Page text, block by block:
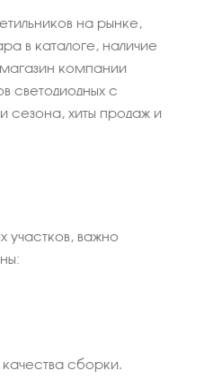
на рынке,
в каталоге, наличие
компании
светодиодных с
сезона, хиты продаж и
участков, важно
качества сборки.